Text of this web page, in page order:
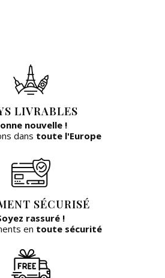
LIVRABLES
nouvelle !
dans toute l'Europe
SÉCURISÉ
rassuré !
en toute sécurité